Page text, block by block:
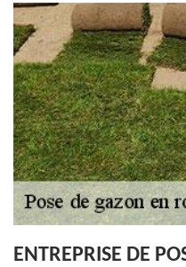
ENTREPRISE DE